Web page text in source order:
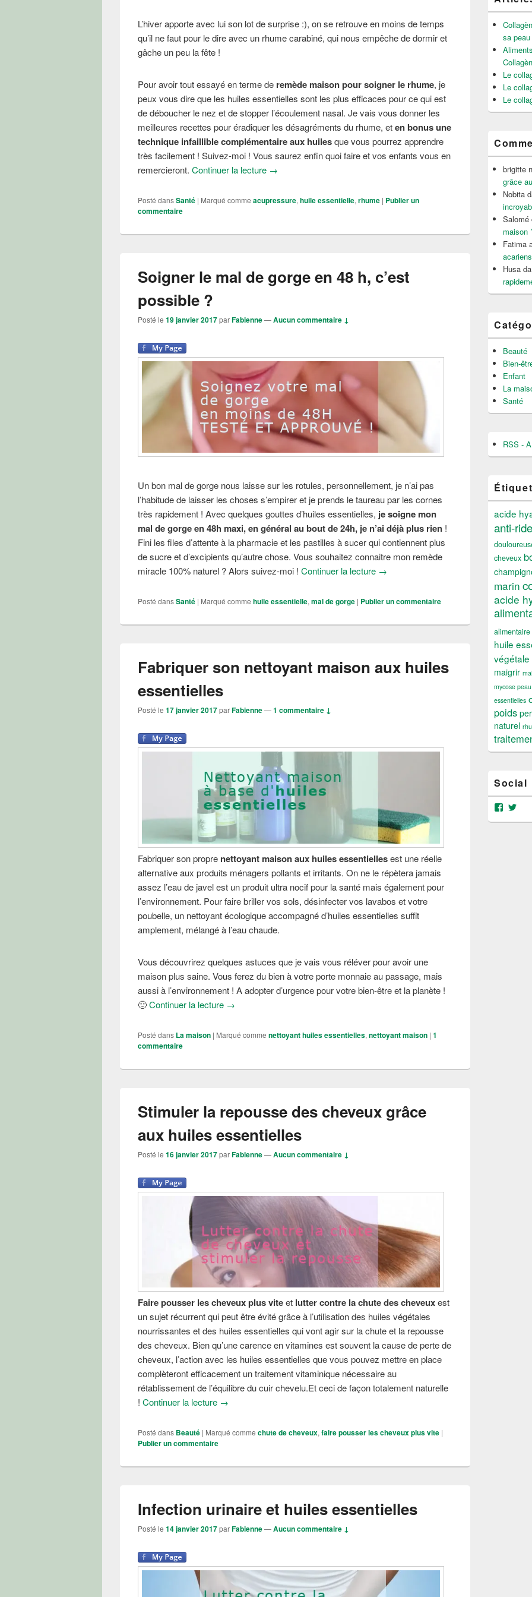
L’hiver apporte avec lui son lot de surprise :), on se retrouve en moins de temps
qu’il ne faut pour le dire avec un rhume carabiné, qui nous empêche de dormir et
gâche un peu la fête !
Pour avoir tout essayé en terme de remède maison pour soigner le rhume, je
peux vous dire que les huiles essentielles sont les plus efficaces pour ce qui est
de déboucher le nez et de stopper l’écoulement nasal. Je vais vous donner les
meilleures recettes pour éradiquer les désagréments du rhume, eten bonus une
technique infaillible complémentaire aux huilesque vous pourrez apprendre
très facilement ! Suivez-moi ! Vous saurez enfin quoi faire et vos enfants vous en
remercieront. Continuer la lecture Remède rapide pour soigner un rhume
→
Posté dansSanté | Marqué comme acupressure, huile essentielle, rhume | Publier un
commentaire
Soigner le mal de gorge en 48 h, c’est
possible ?
Posté le 19 janvier 2017parFabienne—Aucun commentaire ↓
Un bon mal de gorge nous laisse sur les rotules, personnellement, je n’ai pas
l’habitude de laisser les choses s’empirer et je prends le taureau par les cornes
très rapidement ! Avec quelques gouttes d’huiles essentielles, je soigne mon
mal de gorge en 48h maxi, en général au bout de 24h, je n’ai déjà plus rien !
Fini les files d’attente à la pharmacie et les pastilles à sucer qui contiennent plus
de sucre et d’excipients qu’autre chose. Vous souhaitez connaitre mon remède
miracle 100% naturel ? Alors suivez-moi ! Continuer la lecture Soigner le mal de gorge en 48 h, c’est
→
Posté dansSanté | Marqué comme huile essentielle, mal de gorge | Publier un commentaire
Fabriquer son nettoyant maison aux huiles
essentielles
Posté le 17 janvier 2017parFabienne—1 commentaire ↓
Fabriquer son propre nettoyant maison aux huiles essentiellesest une réelle
alternative aux produits ménagers pollants et irritants. On ne le répètera jamais
assez l’eau de javel est un produit ultra nocif pour la santé mais également pour
l’environnement. Pour faire briller vos sols, désinfecter vos lavabos et votre
poubelle, un nettoyant écologique accompagné d’huiles essentielles suffit
amplement, mélangé à l’eau chaude.
Vous découvrirez quelques astuces que je vais vous réléver pour avoir une
maison plus saine. Vous ferez du bien à votre porte monnaie au passage, mais
aussi à l’environnement ! A adopter d’urgence pour votre bien-être et la planète !
🙂Continuer la lecture Fabriquer son nettoyant maison aux huiles essentielles
→
Posté dans La maison | Marqué comme nettoyant huiles essentielles, nettoyant maison | 1
commentaire
Stimuler la repousse des cheveux grâce
aux huiles essentielles
Posté le 16 janvier 2017parFabienne—Aucun commentaire ↓
Faire pousser les cheveux plus viteet lutter contre la chute des cheveuxest
un sujet récurrent qui peut être évité grâce à l’utilisation des huiles végétales
nourrissantes et des huiles essentielles qui vont agir sur la chute et la repousse
des cheveux. Bien qu’une carence en vitamines est souvent la cause de perte de
cheveux, l’action avec les huiles essentielles que vous pouvez mettre en place
complèteront efficacement un traitement vitaminique nécessaire au
rétablissement de l’équilibre du cuir chevelu.Et ceci de façon totalement naturelle
! Continuer la lecture Stimuler la repousse des cheveux grâce aux huiles essentielles
→
Posté dans Beauté | Marqué comme chute de cheveux, faire pousser les cheveux plus vite |
Publier un commentaire
Infection urinaire et huiles essentielles
Posté le 14 janvier 2017parFabienne—Aucun commentaire ↓
sa peau
Le
Le
Le
brigitte
grâce
Nobita
Salomé
maison
Fatima
Husa
Beauté
Bien-
Enfant
La
Santé
RSS -
acide
anti-
cheveux
marin
acide
alimentaire
huile
végétale
maigrir
mycose peau
essentielles
poids
naturel
Social
Voir
profil
Voir